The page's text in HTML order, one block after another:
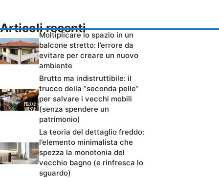
Articoli recenti
Moltiplicare lo spazio in un
balcone stretto: l’errore da
evitare per creare un nuovo
ambiente
Brutto ma indistruttibile: il
trucco della “seconda pelle”
per salvare i vecchi mobili
(senza spendere un
patrimonio)
La teoria del dettaglio freddo:
l’elemento minimalista che
spezza la monotonia del
vecchio bagno (e rinfresca lo
sguardo)